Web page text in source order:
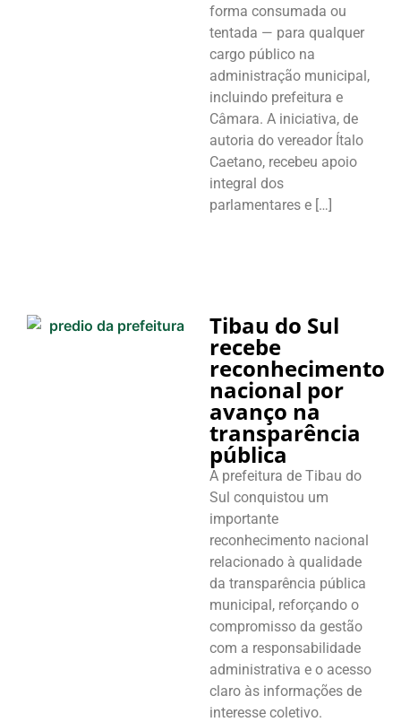
forma consumada ou
tentada — para qualquer
cargo público na
administração municipal,
incluindo prefeitura e
Câmara. A iniciativa, de
autoria do vereador Ítalo
Caetano, recebeu apoio
integral dos
parlamentares e […]
Tibau do Sul
recebe
reconhecimento
nacional por
avanço na
transparência
pública
A prefeitura de Tibau do
Sul conquistou um
importante
reconhecimento nacional
relacionado à qualidade
da transparência pública
municipal, reforçando o
compromisso da gestão
com a responsabilidade
administrativa e o acesso
claro às informações de
interesse coletivo.